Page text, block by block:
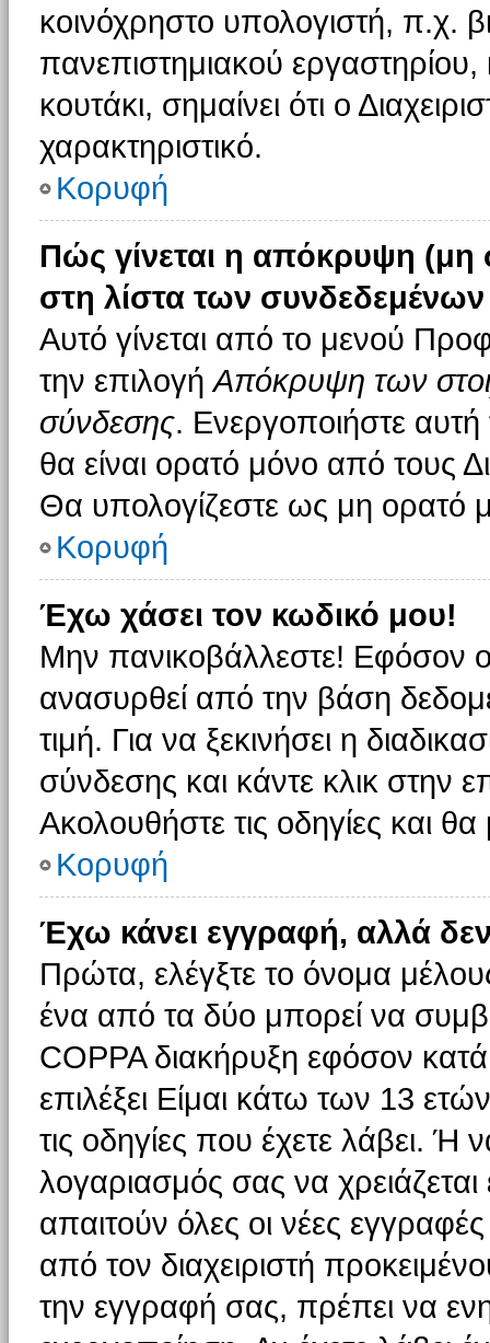
κοινόχρηστο υπολογιστή, π.χ.
πανεπιστημιακού
κουτάκι, σημαίνει ότι ο
χαρακτηριστικό.
Κορυφή
Πώς γίνεται η απόκρυψη
στη λίστα των
Αυτό γίνεται από το μενού
την επιλογήΑπόκρυψη των
σύνδεσης. Ενεργοποιήστε
θα είναι ορατό μόνο από τους
Θα υπολογίζεστε ως μη ορατό
Κορυφή
Έχω χάσει τον κωδικό μου!
Μην πανικοβάλλεστε! Εφόσον
ανασυρθεί από την βάση
τιμή. Για να ξεκινήσει η
σύνδεσης και κάντε κλικ στην
Ακολουθήστε τις οδηγίες και
Κορυφή
Έχω κάνει εγγραφή, αλλά
Πρώτα, ελέγξτε το όνομα
ένα από τα δύο μπορεί να
COPPA διακήρυξη εφόσον κατά
επιλέξει Είμαι κάτω των 13
τις οδηγίες που έχετε λάβει. Ή
λογαριασμός σας να
απαιτούν όλες οι νέες
από τον διαχειριστή
την εγγραφή σας, πρέπει να